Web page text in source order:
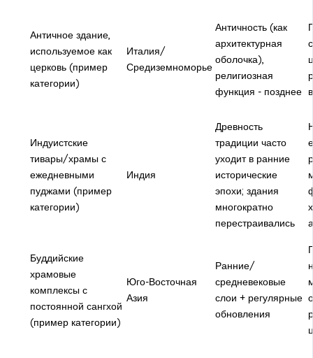
Античное здание,
используемое как
церковь (пример
категории)
Италия/
Средиземноморье
Античность (как
архитектурная
оболочка),
религиозная
функция - позднее
Индуистские
тивары/храмы с
ежедневными
пуджами (пример
категории)
Индия
Древность
традиции часто
уходит в ранние
исторические
эпохи; здания
многократно
перестраивались
Буддийские
храмовые
комплексы с
постоянной сангхой
(пример категории)
Юго-Восточная
Азия
Ранние/
средневековые
слои + регулярные
обновления